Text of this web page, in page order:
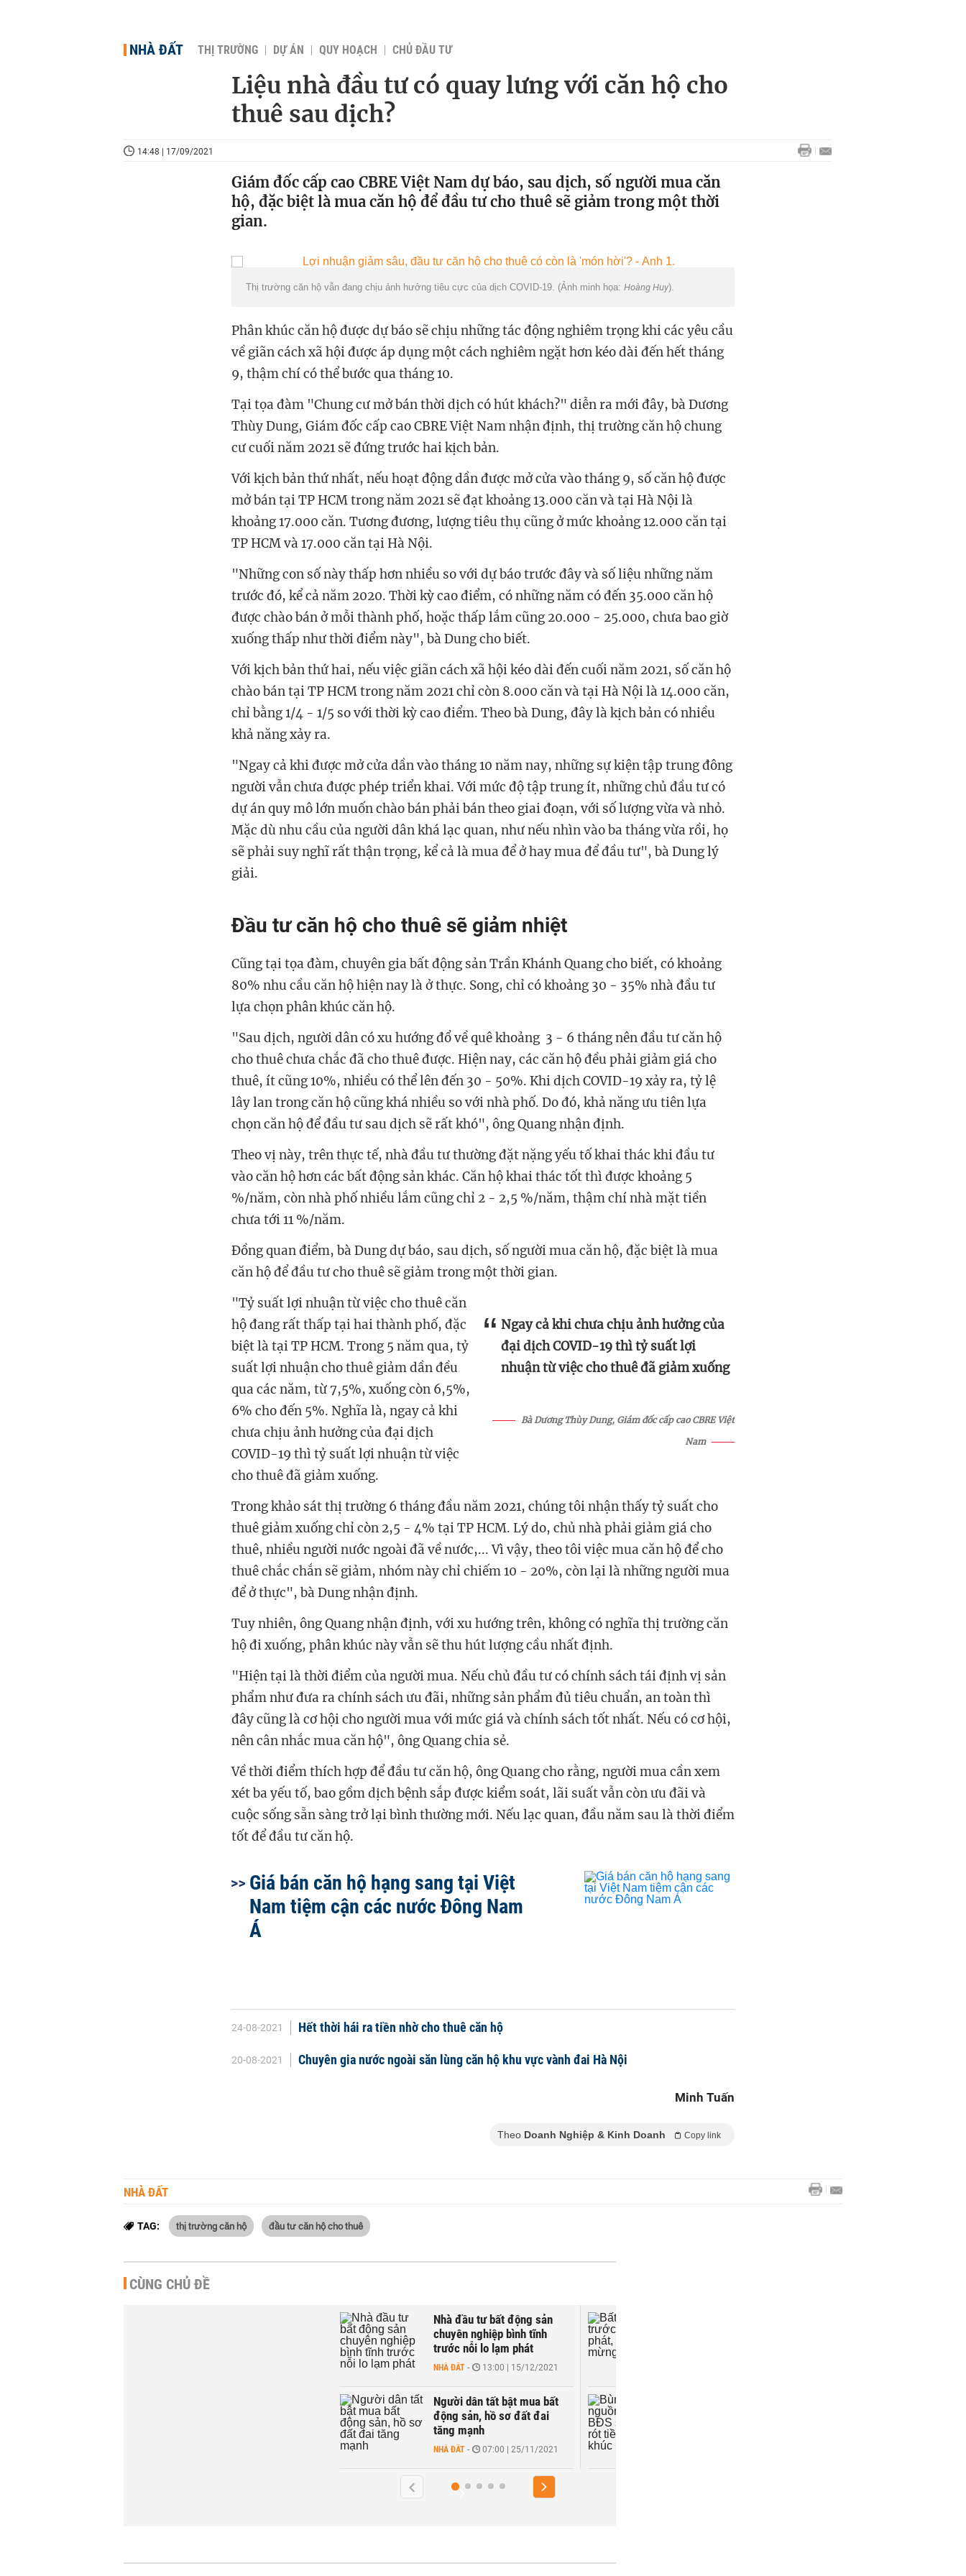
NHÀ ĐẤT THỊ TRƯỜNG DỰ ÁN QUY HOẠCH CHỦ ĐẦU TƯ
Liệu nhà đầu tư có quay lưng với căn hộ cho
thuê sau dịch?
14:48 | 17/09/2021
Giám đốc cấp cao CBRE Việt Nam dự báo, sau dịch, số người mua căn
hộ, đặc biệt là mua căn hộ để đầu tư cho thuê sẽ giảm trong một thời
gian.
Thị trường căn hộ vẫn đang chịu ảnh hưởng tiêu cực của dịch COVID-19. (Ảnh minh họa: Hoàng Huy).
Phân khúc căn hộ được dự báo sẽ chịu những tác động nghiêm trọng khi các yêu cầu
về giãn cách xã hội được áp dụng một cách nghiêm ngặt hơn kéo dài đến hết tháng
9, thậm chí có thể bước qua tháng 10.
Tại tọa đàm "Chung cư mở bán thời dịch có hút khách?" diễn ra mới đây, bà Dương
Thùy Dung, Giám đốc cấp cao CBRE Việt Nam nhận định, thị trường căn hộ chung
cư cuối năm 2021 sẽ đứng trước hai kịch bản.
Với kịch bản thứ nhất, nếu hoạt động dần được mở cửa vào tháng 9, số căn hộ được
mở bán tại TP HCM trong năm 2021 sẽ đạt khoảng 13.000 căn và tại Hà Nội là
khoảng 17.000 căn. Tương đương, lượng tiêu thụ cũng ở mức khoảng 12.000 căn tại
TP HCM và 17.000 căn tại Hà Nội.
"Những con số này thấp hơn nhiều so với dự báo trước đây và số liệu những năm
trước đó, kể cả năm 2020. Thời kỳ cao điểm, có những năm có đến 35.000 căn hộ
được chào bán ở mỗi thành phố, hoặc thấp lắm cũng 20.000 - 25.000, chưa bao giờ
xuống thấp như thời điểm này", bà Dung cho biết.
Với kịch bản thứ hai, nếu việc giãn cách xã hội kéo dài đến cuối năm 2021, số căn hộ
chào bán tại TP HCM trong năm 2021 chỉ còn 8.000 căn và tại Hà Nội là 14.000 căn,
chỉ bằng 1/4 - 1/5 so với thời kỳ cao điểm. Theo bà Dung, đây là kịch bản có nhiều
khả năng xảy ra.
"Ngay cả khi được mở cửa dần vào tháng 10 năm nay, những sự kiện tập trung đông
người vẫn chưa được phép triển khai. Với mức độ tập trung ít, những chủ đầu tư có
dự án quy mô lớn muốn chào bán phải bán theo giai đoạn, với số lượng vừa và nhỏ.
Mặc dù nhu cầu của người dân khá lạc quan, như nếu nhìn vào ba tháng vừa rồi, họ
sẽ phải suy nghĩ rất thận trọng, kể cả là mua để ở hay mua để đầu tư", bà Dung lý
giải.
Đầu tư căn hộ cho thuê sẽ giảm nhiệt
Cũng tại tọa đàm, chuyên gia bất động sản Trần Khánh Quang cho biết, có khoảng
80% nhu cầu căn hộ hiện nay là ở thực. Song, chỉ có khoảng 30 - 35% nhà đầu tư
lựa chọn phân khúc căn hộ.
"Sau dịch, người dân có xu hướng đổ về quê khoảng 3 - 6 tháng nên đầu tư căn hộ
cho thuê chưa chắc đã cho thuê được. Hiện nay, các căn hộ đều phải giảm giá cho
thuê, ít cũng 10%, nhiều có thể lên đến 30 - 50%. Khi dịch COVID-19 xảy ra, tỷ lệ
lây lan trong căn hộ cũng khá nhiều so với nhà phố. Do đó, khả năng ưu tiên lựa
chọn căn hộ để đầu tư sau dịch sẽ rất khó", ông Quang nhận định.
Theo vị này, trên thực tế, nhà đầu tư thường đặt nặng yếu tố khai thác khi đầu tư
vào căn hộ hơn các bất động sản khác. Căn hộ khai thác tốt thì được khoảng 5
%/năm, còn nhà phố nhiều lắm cũng chỉ 2 - 2,5 %/năm, thậm chí nhà mặt tiền
chưa tới 11 %/năm.
Đồng quan điểm, bà Dung dự báo, sau dịch, số người mua căn hộ, đặc biệt là mua
căn hộ để đầu tư cho thuê sẽ giảm trong một thời gian.
Ngay cả khi chưa chịu ảnh hưởng của
đại dịch COVID-19 thì tỷ suất lợi
nhuận từ việc cho thuê đã giảm xuống
Bà Dương Thùy Dung, Giám đốc cấp cao CBRE Việt
Nam
"Tỷ suất lợi nhuận từ việc cho thuê căn
hộ đang rất thấp tại hai thành phố, đặc
biệt là tại TP HCM. Trong 5 năm qua, tỷ
suất lợi nhuận cho thuê giảm dần đều
qua các năm, từ 7,5%, xuống còn 6,5%,
6% cho đến 5%. Nghĩa là, ngay cả khi
chưa chịu ảnh hưởng của đại dịch
COVID-19 thì tỷ suất lợi nhuận từ việc
cho thuê đã giảm xuống.
Trong khảo sát thị trường 6 tháng đầu năm 2021, chúng tôi nhận thấy tỷ suất cho
thuê giảm xuống chỉ còn 2,5 - 4% tại TP HCM. Lý do, chủ nhà phải giảm giá cho
thuê, nhiều người nước ngoài đã về nước,... Vì vậy, theo tôi việc mua căn hộ để cho
thuê chắc chắn sẽ giảm, nhóm này chỉ chiếm 10 - 20%, còn lại là những người mua
để ở thực", bà Dung nhận định.
Tuy nhiên, ông Quang nhận định, với xu hướng trên, không có nghĩa thị trường căn
hộ đi xuống, phân khúc này vẫn sẽ thu hút lượng cầu nhất định.
"Hiện tại là thời điểm của người mua. Nếu chủ đầu tư có chính sách tái định vị sản
phẩm như đưa ra chính sách ưu đãi, những sản phẩm đủ tiêu chuẩn, an toàn thì
đây cũng là cơ hội cho người mua với mức giá và chính sách tốt nhất. Nếu có cơ hội,
nên cân nhắc mua căn hộ", ông Quang chia sẻ.
Về thời điểm thích hợp để đầu tư căn hộ, ông Quang cho rằng, người mua cần xem
xét ba yếu tố, bao gồm dịch bệnh sắp được kiểm soát, lãi suất vẫn còn ưu đãi và
cuộc sống sẵn sàng trở lại bình thường mới. Nếu lạc quan, đầu năm sau là thời điểm
tốt để đầu tư căn hộ.
Giá bán căn hộ hạng sang tại Việt
Nam tiệm cận các nước Đông Nam
Á
24-08-2021 Hết thời hái ra tiền nhờ cho thuê căn hộ
20-08-2021 Chuyên gia nước ngoài săn lùng căn hộ khu vực vành đai Hà Nội
Minh Tuấn
Theo Doanh Nghiệp & Kinh Doanh Copy link
NHÀ ĐẤT
TAG: thị trường căn hộ đầu tư căn hộ cho thuê
CÙNG CHỦ ĐỀ
Nhà đầu tư bất động sản
chuyên nghiệp bình tĩnh
trước nỗi lo lạm phát
13:00 | 15/12/2021
Người dân tất bật mua bất
động sản, hồ sơ đất đai
07:00 | 25/11/2021
Bất động sản trước áp lực
lạm phát, nhà đầu tư mừng
hay lo?
NHÀ ĐẤT
Bùng nổ nguồn cung BĐS
sau dịch, rót tiền vào phân
NHÀ ĐẤT 14:00 | 18/11/2021